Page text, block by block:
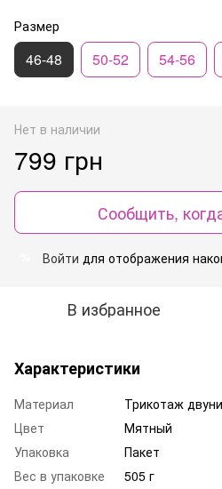
Размер
46-48 50-52 54-56
Нет в наличии
799 грн
Сообщить,
Войти для отображения
В избранное
Характеристики
Материал
Трикотаж
Цвет
Мятный
Упаковка
Пакет
Вес в упаковке
505 г